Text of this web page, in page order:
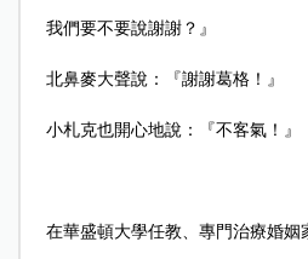
我們要不要說謝謝？』
北鼻麥大聲說：『謝謝葛格！』
小札克也開心地說：『不客氣！』
在華盛頓大學任教、專門治療婚姻